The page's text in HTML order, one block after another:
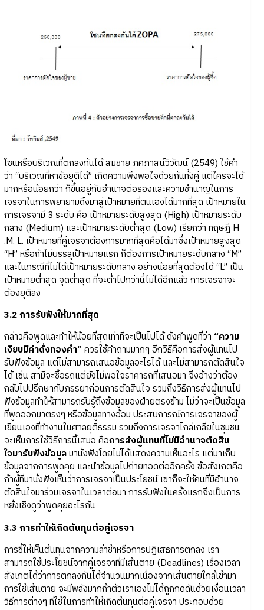
โซนหรือบริเวณที่ตกลงกันได้ สมชาย ภคภาสน์วิวัฒน์ (2549) ใช้คำ
ว่า “บริเวณที่หาข้อยุติได้” เกิดความพึงพอใจด้วยกันทั้งคู่ แต่ใครจะได้
มากหรือน้อยกว่า ก็ขึ้นอยู่กับอำนาจต่อรองและความชำนาญในการ
เจรจาในการพยายามดึงมาสู่เป้าหมายที่ตนเองได้มากที่สุด เป้าหมายใน
การเจรจามี 3 ระดับ คือ เป้าหมายระดับสูงสุด (High) เป้าหมายระดับ
กลาง (Medium) และเป้าหมายระดับต่ำสุด (Low) เรียกว่า ทฤษฎี H
.M. L. เป้าหมายที่คู่เจรจาต้องการมากที่สุดคือได้มาซึ่งเป้าหมายสูงสุด
“H” หรือถ้าไม่บรรลุเป้าหมายแรก ก็ต้องการเป้าหมายระดับกลาง “M”
และในกรณีที่ไม่ได้เป้าหมายระดับกลาง อย่างน้อยที่สุดต้องได้ “L” เป็น
เป้าหมายต่ำสุด จุดต่ำสุด ที่จะต่ำไปกว่านี้ไม่ได้อีกแล้ว การเจรจาจะ
ต้องยุติลง
3.2 การรับฟังให้มากที่สุด
กล่าวคือพูดและทำให้น้อยที่สุดเท่าที่จะเป็นไปได้ ดั่งคำพูดที่ว่า “ความ
เงียบมีค่าดั่งทองคำ” ควรใช้คำถามมากๆ อีกวิธีคือการส่งผู้แทนไป
รับฟังข้อมูล แต่ไม่สามารถเสนอข้อมูลอะไรได้ และไม่สามารถตัดสินใจ
ได้ เช่น สามีจะซื้อรถแต่ยังไม่พอใจราคารถที่เสนอมา จึงอ้างว่าต้อง
กลับไปปรึกษากับภรรยาก่อนการตัดสินใจ รวมถึงวิธีการส่งผู้แทนไป
ฟังข้อมูลทำให้สามารถรับรู้ถึงข้อมูลของฝ่ายตรงข้าม ไม่ว่าจะเป็นข้อมูล
ที่พูดออกมาตรงๆ หรือข้อมูลทางอ้อม ประสบการณ์การเจรจาของผู้
เขียนเองที่ทำงานในศาลยุติธรรม รวมถึงการเจรจาไกล่เกลี่ยในชุมชน
จะเห็นการใช้วิธีการนี้เสมอ คือการส่งผู้แทนที่ไม่มีอำนาจตัดสิน
ใจมารับฟังข้อมูลมานั่งฟังโดยไม่ได้แสดงความเห็นอะไร แต่มาเก็บ
ข้อมูลจากการพูดคุย และนำข้อมูลไปถ่ายทอดต่ออีกครั้ง ข้อสังเกตคือ
ถ้าผู้ที่มานั่งฟังเห็นว่าการเจรจาเป็นประโยชน์ เขาก็จะให้คนที่มีอำนาจ
ตัดสินใจมาร่วมเจรจาในเวลาต่อมา การรับฟังในครั้งแรกจึงเป็นการ
หยั่งเชิงดูว่าพูดคุยอะไรกัน
3.3 การทำให้เกิดต้นทุนต่อคู่เจรจา
การชี้ให้เห็นต้นทุนจากความล่าช้าหรือการปฏิเสธการตกลง เรา
สามารถใช้ประโยชน์จากคู่เจรจาที่มีเส้นตาย (Deadlines) เรื่องเวลา
สังเกตได้ว่าการตกลงกันได้จำนวนมากเนื่องจากเส้นตายใกล้เข้ามา
การใช้เส้นตาย จะมีพลังมากถ้าตัวเราเองไม่ได้ถูกกดดันด้วยเงื่อนเวลา
วิธีการต่างๆ ที่ใช้ในการทำให้เกิดต้นทุนต่อคู่เจรจา ประกอบด้วย